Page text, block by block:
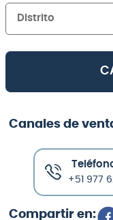
Distrito
Canales de
+51 977